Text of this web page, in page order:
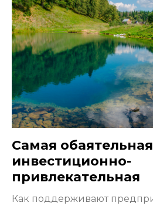
Самая
инвестиционно-
привлекательная
Как поддерживают